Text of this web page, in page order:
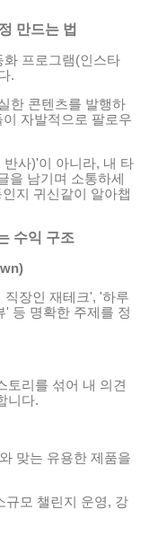
만드는 법
화 프로그램(인스타
.
한 콘텐츠를 발행하
자발적으로 팔로우
사)'이 아니라, 내 타
을 남기며 소통하세
지 귀신같이 알아챕
수익 구조
직장인 재테크', '하루
' 등 명확한 주제를 정
토리를 섞어 내 의견
니다.
맞는 유용한 제품을
규모 챌린지 운영, 강